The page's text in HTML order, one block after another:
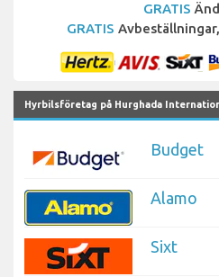
GRATIS
GRATIS Avbeställningar,
Hyrbilsföretag på Hurghada
Budget
Alamo
Sixt